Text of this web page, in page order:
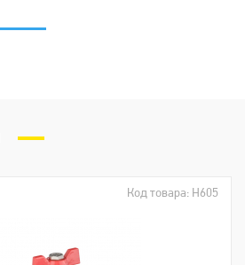
Код товара: Н605